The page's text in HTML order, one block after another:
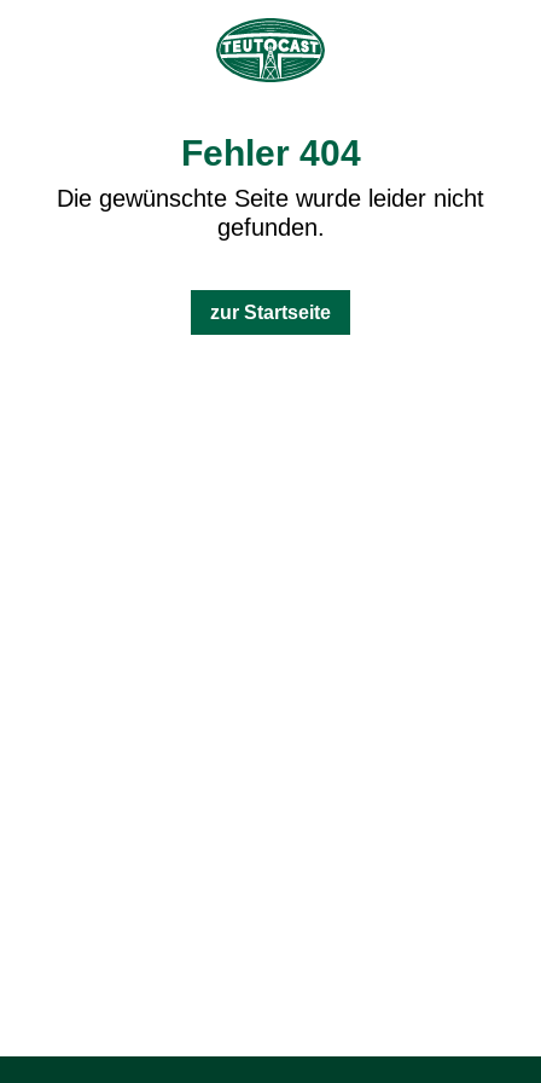
Fehler 404
Die gewünschte Seite wurde leider nicht
gefunden.
zur Startseite